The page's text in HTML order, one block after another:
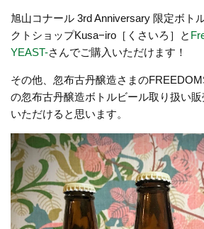
旭山コナール 3rd Anniversary 限定ボ
クトショップKusa−iro［くさいろ］と
YEAST-さんでご購入いただけます！
その他、忽布古丹醸造さまの
の忽布古丹醸造ボトルビール取り扱い
いただけると思います。